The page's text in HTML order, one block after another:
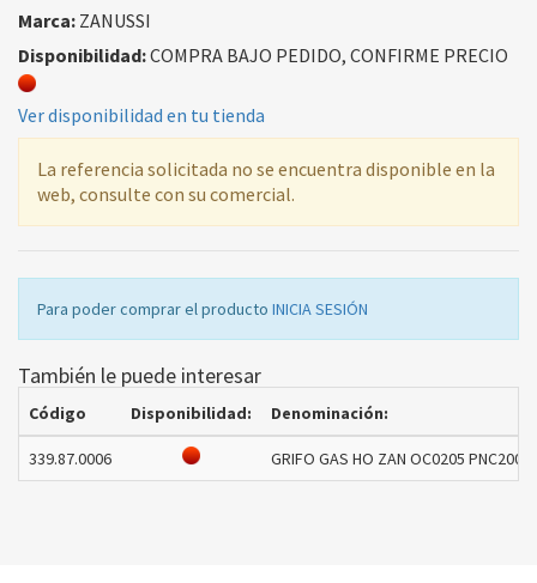
Marca: ZANUSSI
Disponibilidad:COMPRA BAJO PEDIDO, CONFIRME PRECIO
Ver disponibilidad en tu tienda
La referencia solicitada no se encuentra disponible en la
web, consulte con su comercial.
Para poder comprar el producto INICIA SESIÓN
También le puede interesar
Código Disponibilidad: Denominación:
339.87.0006 GRIFO GAS HO ZAN OC0205